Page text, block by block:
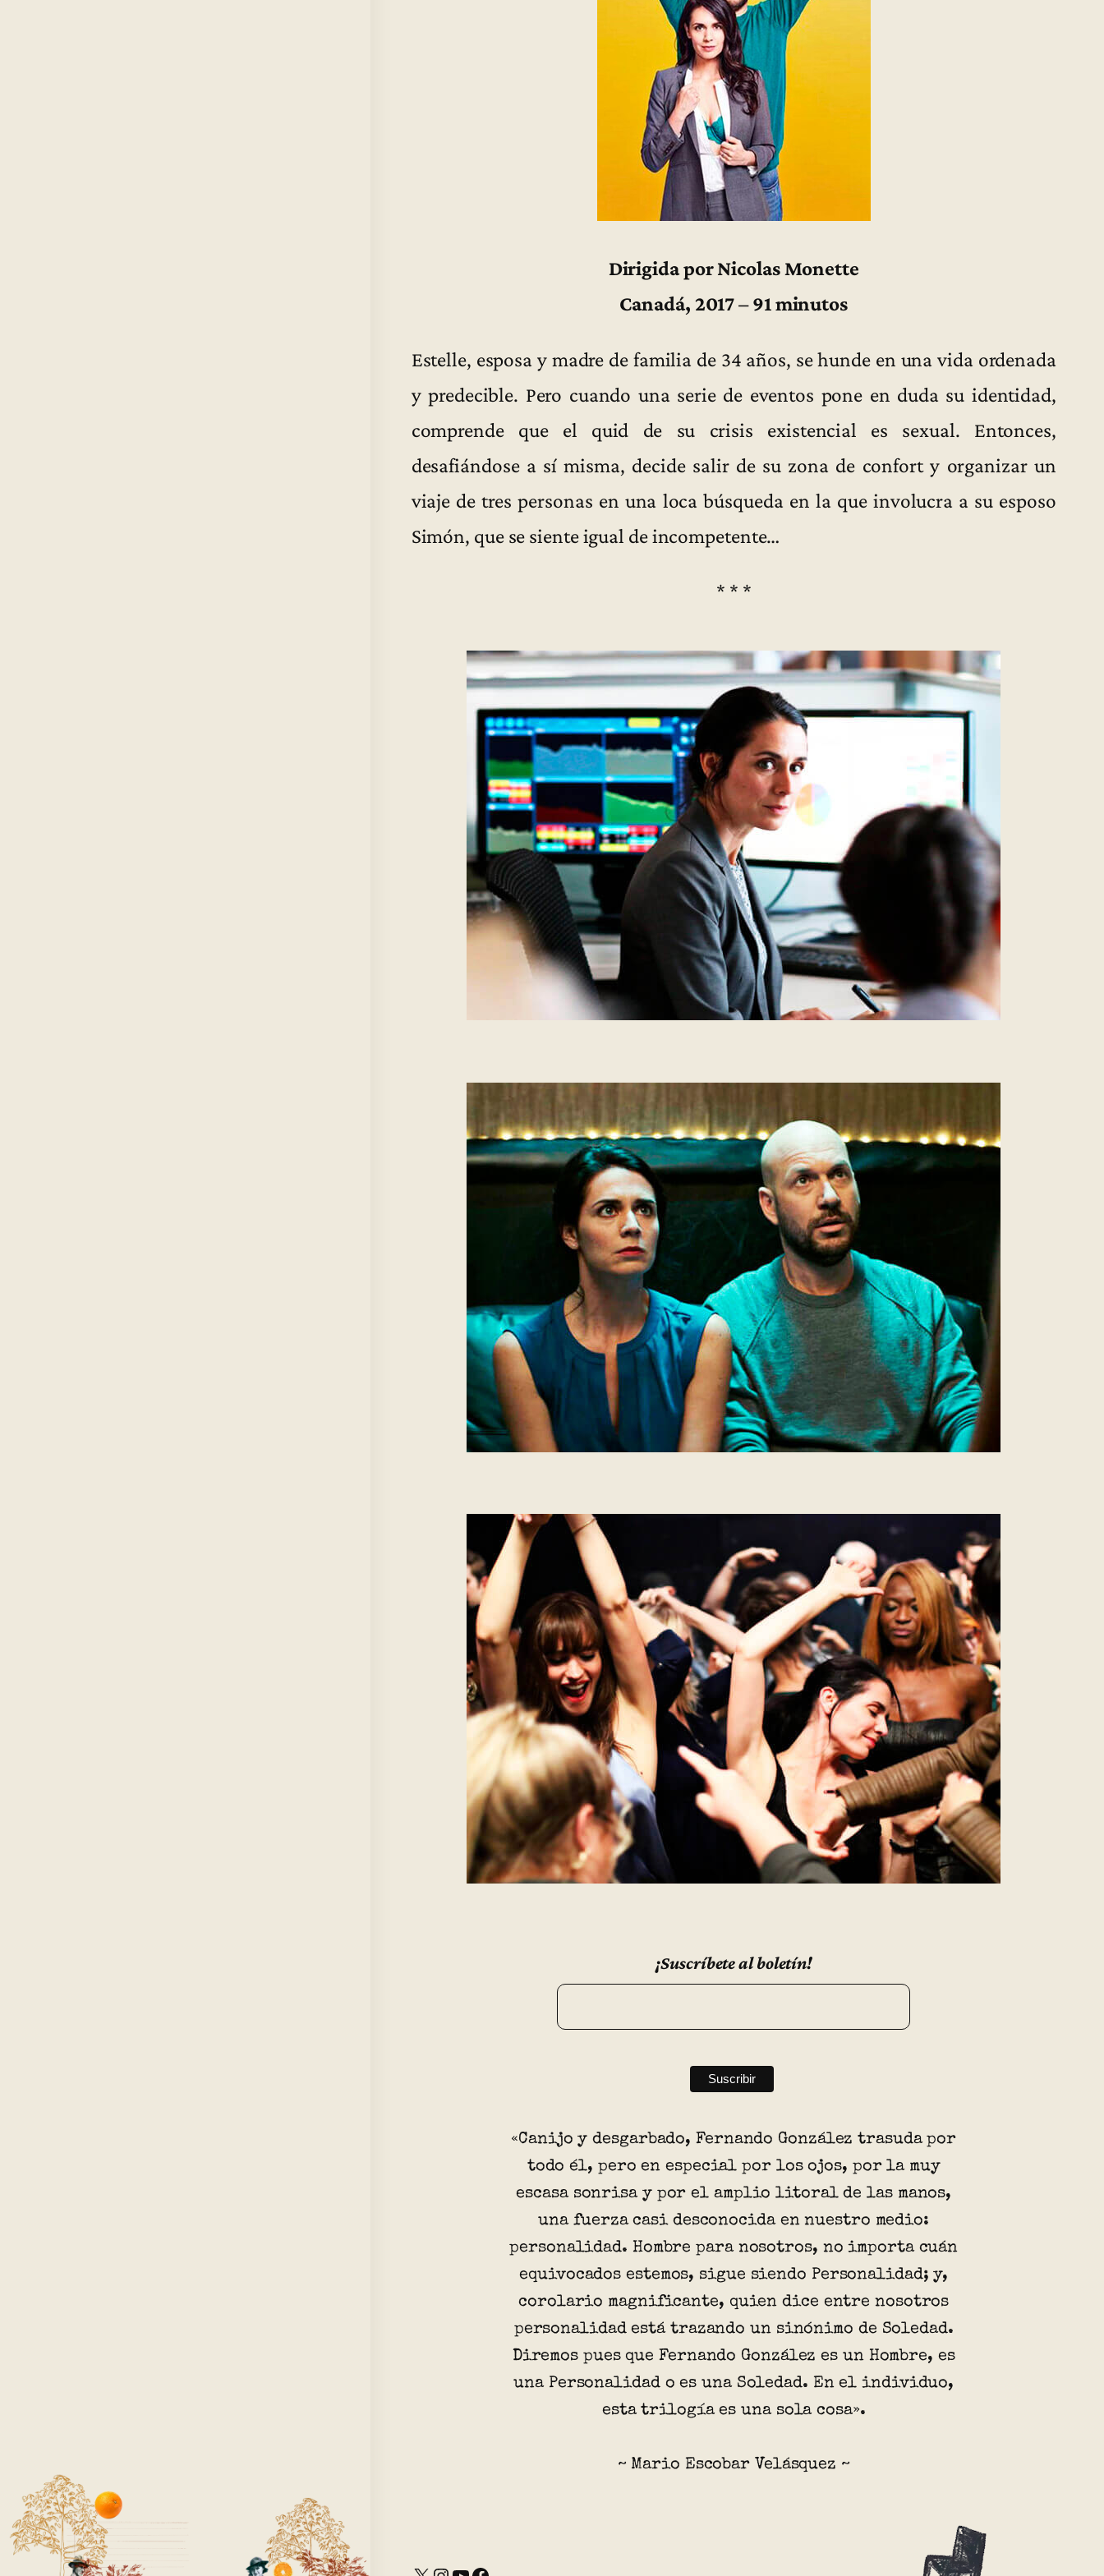
Dirigida por Nicolas Monette
Canadá, 2017 – 91 minutos
Estelle, esposa y madre de familia de 34 años, se hunde en una vida ordenada
y predecible. Pero cuando una serie de eventos pone en duda su identidad,
comprende que el quid de su crisis existencial es sexual. Entonces,
desafiándose a sí misma, decide salir de su zona de confort y organizar un
viaje de tres personas en una loca búsqueda en la que involucra a su esposo
Simón, que se siente igual de incompetente…
* * *
¡Suscríbete al boletín!
«Canijo y desgarbado, Fernando González trasuda por
todo él, pero en especial por los ojos, por la muy
escasa sonrisa y por el amplio litoral de las manos,
una fuerza casi desconocida en nuestro medio:
personalidad. Hombre para nosotros, no importa cuán
equivocados estemos, sigue siendo Personalidad; y,
corolario magnificante, quien dice entre nosotros
personalidad está trazando un sinónimo de Soledad.
Diremos pues que Fernando González es un Hombre, es
una Personalidad o es una Soledad. En el individuo,
esta trilogía es una sola cosa».
~ Mario Escobar Velásquez ~